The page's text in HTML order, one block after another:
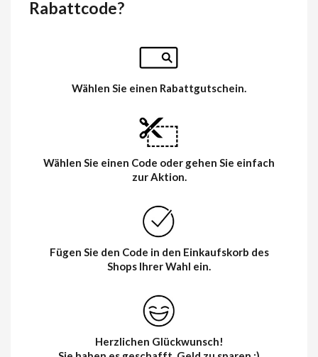
Rabattcode?
Wählen Sie einen Rabattgutschein.
Wählen Sie einen Code oder gehen Sie einfach
zur Aktion.
Fügen Sie den Code in den Einkaufskorb des
Shops Ihrer Wahl ein.
Herzlichen Glückwunsch!